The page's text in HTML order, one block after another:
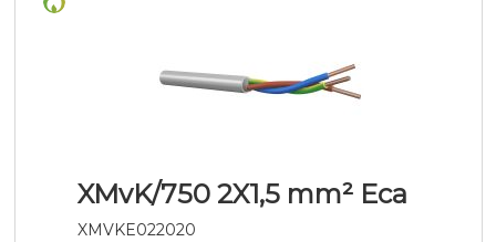
XMvK/750 2X1,5 mm² Eca
XMVKE022020